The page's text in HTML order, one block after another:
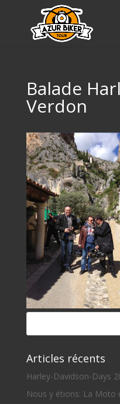
Balade
Verdon
Articles récents
Harley-Davidson-Days
Nous y étions: La Moto